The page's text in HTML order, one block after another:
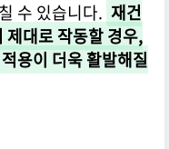
수 있습니다. 재건
제대로 작동할 경우,
용이 더욱 활발해질